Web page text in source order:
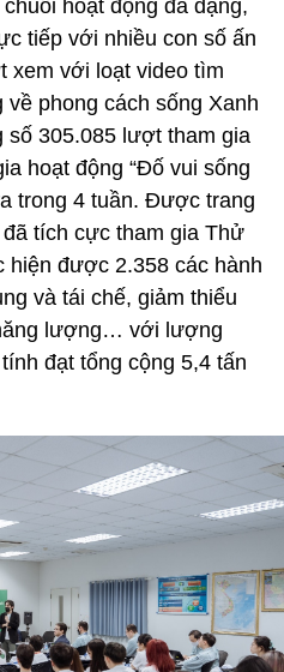
hoạt động đa dạng,
tiếp với nhiều con số ấn
với loạt video tìm
phong cách sống Xanh
số 305.085 lượt tham gia
hoạt động “Đố vui sống
trong 4 tuần. Được trang
tích cực tham gia Thử
hiện được 2.358 các hành
và tái chế, giảm thiểu
lượng… với lượng
đạt tổng cộng 5,4 tấn